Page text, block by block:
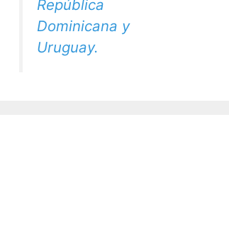
República
Dominicana y
Uruguay.